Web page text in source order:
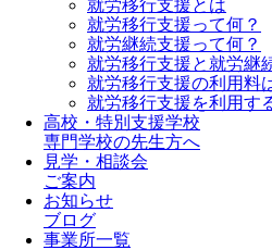
就労移行支援とは
就労移行支援って何？
就労継続支援って何？
就労移行支援と就労継
就労移行支援の利用料
就労移行支援を利用す
高校・特別支援学校
専門学校の先生方へ
見学・相談会
ご案内
お知らせ
ブログ
事業所一覧